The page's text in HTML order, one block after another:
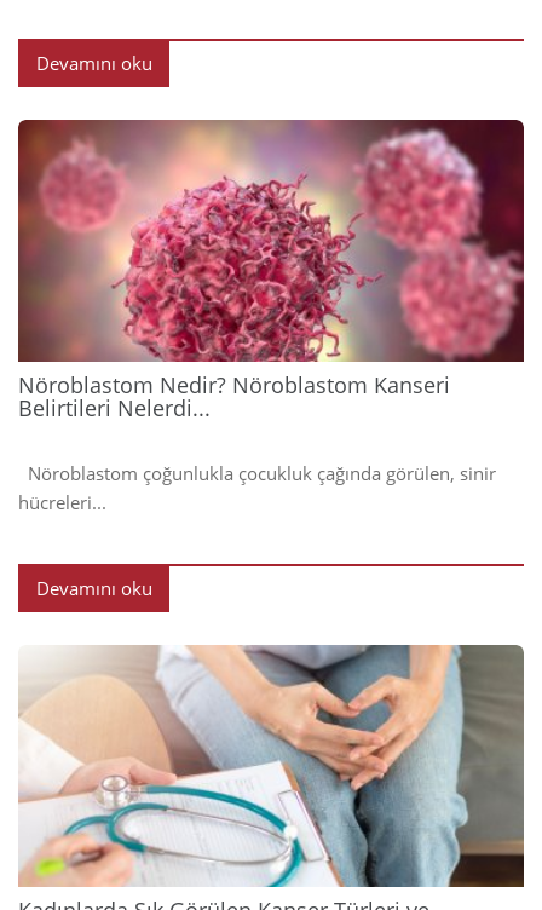
Devamını oku
2024
Nöroblastom Nedir? Nöroblastom Kanseri
Belirtileri Nelerdi...
Nöroblastom çoğunlukla çocukluk çağında görülen, sinir
hücreleri...
Devamını oku